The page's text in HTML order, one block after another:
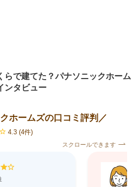
らで建てた？パナソニックホーム
ンタビュー
ホームズの口コミ評判／
4.3 (4件)
スクロールできます